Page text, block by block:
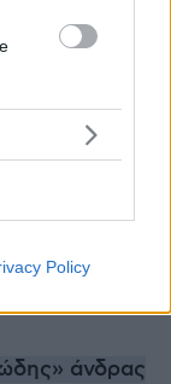
Policy
άνδρας